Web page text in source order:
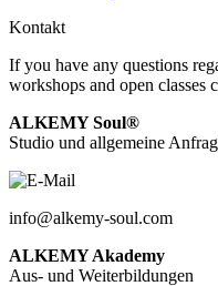
Kontakt
If you have any questions
workshops and open classes
ALKEMY Soul®
Studio und allgemeine
info@alkemy-soul.com
ALKEMY Akademy
Aus- und Weiterbildungen